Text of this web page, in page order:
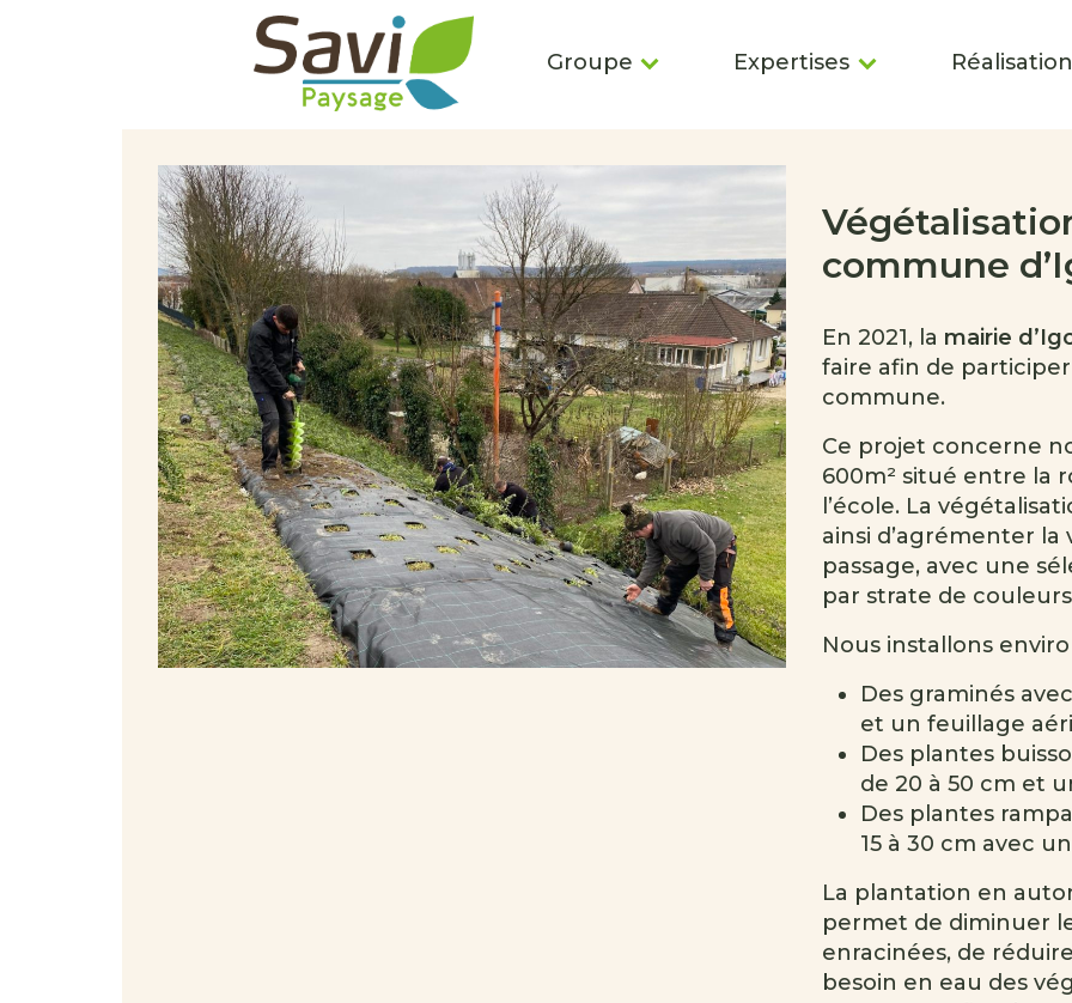
Groupe Expertises
commune
En 2021, la mairie
faire afin de
commune.
Ce projet concerne
600m² situé entre la
l’école. La
ainsi d’agrémenter
passage, avec une
par strate de
Nous installons
Des graminés
et un feuillage
Des plantes
de 20 à 50 cm et
Des plantes
15 à 30 cm avec
La plantation en
permet de diminuer
enracinées, de
besoin en eau des